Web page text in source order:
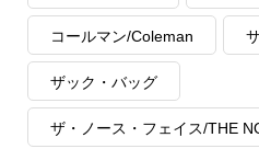
コールマン/Coleman
ザック・バッグ
ザ・ノース・フェイス/THE